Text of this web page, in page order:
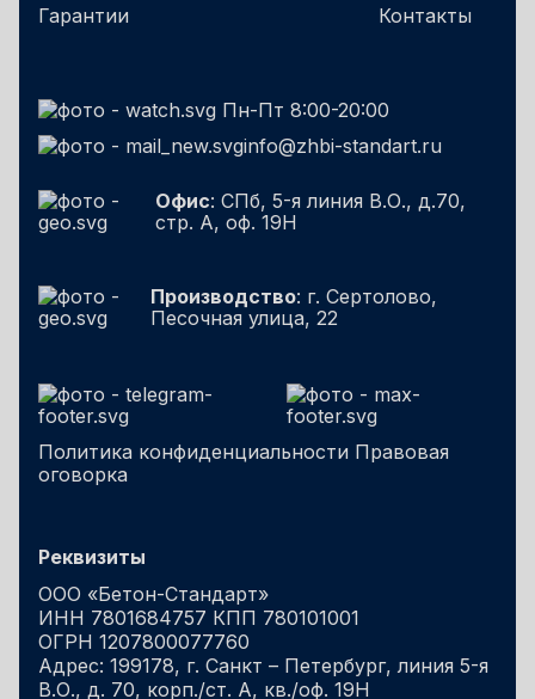
Гарантии
Контакты
Пн-Пт 8:00-20:00
info@zhbi-standart.ru
Офис: СПб, 5-я линия В.О., д.70,
стр. А, оф. 19Н
Производство: г. Сертолово,
Песочная улица, 22
Политика конфиденциальности Правовая
оговорка
Реквизиты
ООО «Бетон-Стандарт»
ИНН 7801684757 КПП 780101001
ОГРН 1207800077760
Адрес: 199178, г. Санкт – Петербург, линия 5-я
В.О., д. 70, корп./ст. А, кв./оф. 19Н